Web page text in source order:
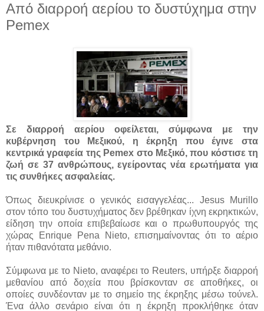
Από διαρροή αερίου το δυστύχημα στην
Pemex
Σε διαρροή αερίου οφείλεται, σύμφωνα με την
κυβέρνηση του Μεξικού, η έκρηξη που έγινε στα
κεντρικά γραφεία της Pemex στο Μεξικό, που κόστισε τη
ζωή σε 37 ανθρώπους, εγείροντας νέα ερωτήματα για
τις συνθήκες ασφαλείας.
Όπως διευκρίνισε ο γενικός εισαγγελέας... Jesus Murillo
στον τόπο του δυστυχήματος δεν βρέθηκαν ίχνη εκρηκτικών,
είδηση την οποία επιβεβαίωσε και ο πρωθυπουργός της
χώρας Enrique Pena Nieto, επισημαίνοντας ότι το αέριο
ήταν πιθανότατα μεθάνιο.
Σύμφωνα με το Nieto, αναφέρει το Reuters, υπήρξε διαρροή
μεθανίου από δοχεία που βρίσκονταν σε αποθήκες, οι
οποίες συνδέονταν με το σημείο της έκρηξης μέσω τούνελ.
Ένα άλλο σενάριο είναι ότι η έκρηξη προκλήθηκε όταν